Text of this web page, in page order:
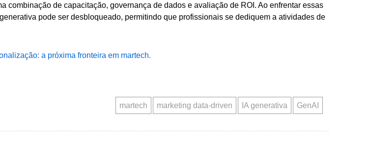
combinação de capacitação, governança de dados e avaliação de ROI. Ao enfrentar essas
pode ser desbloqueado, permitindo que profissionais se dediquem a atividades de
a próxima fronteira em martech.
GenAI
IA generativa
marketing data-driven
martech